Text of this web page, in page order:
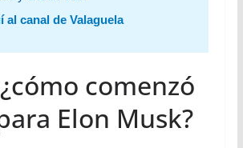
al canal de Valaguela
comenzó
Elon Musk?